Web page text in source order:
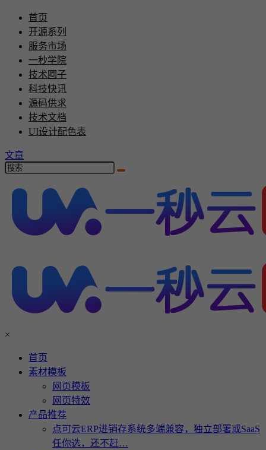
首页
开源系列
服务市场
一秒学院
技术圈子
科技快讯
源码供求
技术文档
UI设计配色表
文章
×
首页
素材模板
网页模板
网页特效
产品推荐
点可云ERP进销存系统多端兼容，独立部署或SaaS
任你选，还不赶…